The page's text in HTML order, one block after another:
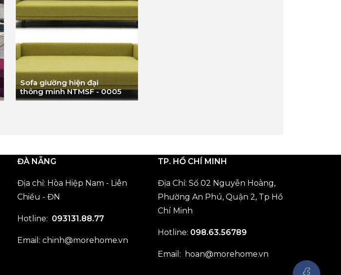
Sofa giường hiện đại
thông minh NTMSF - 0005
ĐÀ NẴNG
Địa chỉ: Hòa Hiệp Nam - Liên
Chiều - ĐN
Hotline: 093131.88.77
Email: chinh@morehome.vn
TP. HỒ CHÍ MINH
Địa Chỉ: Số 02 Nguyễn Hoàng,
Phường An Phú, Quận 2, Tp Hồ
Chí Minh
Hotline: 098.63.56789
Email: hoan@morehome.vn